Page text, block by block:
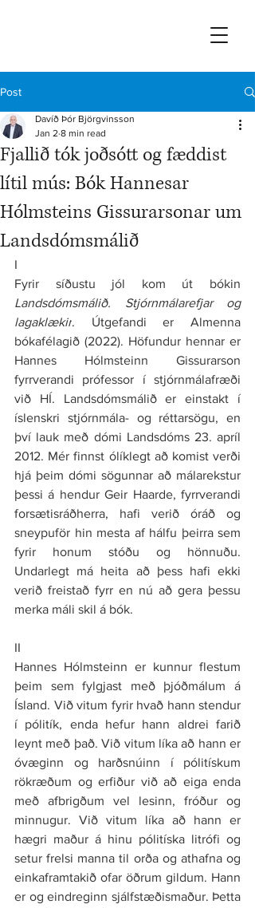
Post
Fjallið tók joðsótt og fæddist
lítil mús: Bók Hannesar
Hólmsteins Gissurarsonar um
Landsdómsmálið
Davíð Þór Björgvinsson
Jan 2 8 min read
I
Landsdómsmálið. Stjórnmálarefjar og
lagaklækir. Útgefandi er Almenna
bókafélagið (2022). Höfundur hennar er
Hannes Hólmsteinn Gissurarson
fyrrverandi prófessor í stjórnmálafræði
við HÍ. Landsdómsmálið er einstakt í
íslenskri stjórnmála- og réttarsögu, en
því lauk með dómi Landsdóms 23. apríl
2012. Mér finnst ólíklegt að komist verði
hjá þeim dómi sögunnar að málarekstur
þessi á hendur Geir Haarde, fyrrverandi
forsætisráðherra, hafi verið óráð og
sneypuför hin mesta af hálfu þeirra sem
fyrir honum stóðu og hönnuðu.
Undarlegt má heita að þess hafi ekki
verið freistað fyrr en nú að gera þessu
merka máli skil á bók.
II
Hannes Hólmsteinn er kunnur flestum
þeim sem fylgjast með þjóðmálum á
Ísland. Við vitum fyrir hvað hann stendur
í pólitík, enda hefur hann aldrei farið
leynt með það. Við vitum líka að hann er
óvæginn og harðsnúinn í pólitískum
rökræðum og erfiður við að eiga enda
með afbrigðum vel lesinn, fróður og
minnugur. Við vitum líka að hann er
hægri maður á hinu pólitíska litrófi og
setur frelsi manna til orða og athafna og
einkaframtakið ofar öðrum gildum. Hann
er og eindreginn sjálfstæðismaður. Þetta